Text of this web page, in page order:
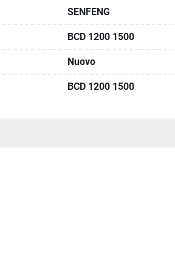
SENFENG
BCD 1200 1500
Nuovo
BCD 1200 1500